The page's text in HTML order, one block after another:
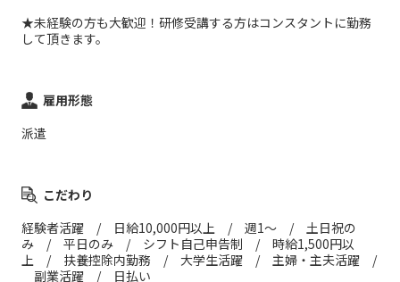
★未経験の方も大歓迎！研修受講する方はコンスタントに勤務
して頂きます。
雇用形態
派遣
こだわり
経験者活躍 / 日給10,000円以上 / 週1～ / 土日祝の
み / 平日のみ / シフト自己申告制 / 時給1,500円以
上 / 扶養控除内勤務 / 大学生活躍 / 主婦・主夫活躍 /
副業活躍 / 日払い